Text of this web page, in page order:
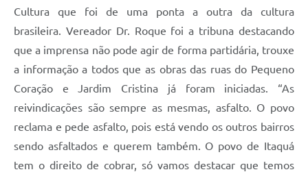
Cultura que foi de uma ponta a outra da cultura
brasileira. Vereador Dr. Roque foi a tribuna destacando
que a imprensa não pode agir de forma partidária, trouxe
a informação a todos que as obras das ruas do Pequeno
Coração e Jardim Cristina já foram iniciadas. “As
reivindicações são sempre as mesmas, asfalto. O povo
reclama e pede asfalto, pois está vendo os outros bairros
sendo asfaltados e querem também. O povo de Itaquá
tem o direito de cobrar, só vamos destacar que temos